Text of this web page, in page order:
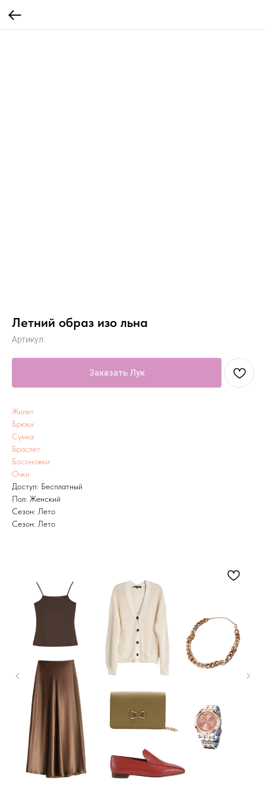
Летний образ изо льна
Артикул:
Заказать Лук
Жилет
Брюки
Сумка
Браслет
Босоножки ​
Очки
Доступ: Бесплатный
Пол: Женский
Сезон: Лето
Сезон: Лето